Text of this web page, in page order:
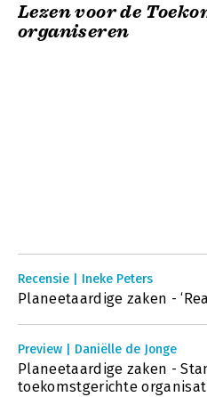
Lezen voor de
organiseren
Recensie | Ineke Peters
Planeetaardige zaken -
Preview | Daniëlle de Jonge
Planeetaardige zaken -
toekomstgerichte